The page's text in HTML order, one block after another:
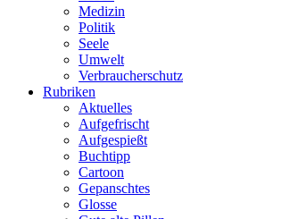
Medizin
Politik
Seele
Umwelt
Verbraucherschutz
Rubriken
Aktuelles
Aufgefrischt
Aufgespießt
Buchtipp
Cartoon
Gepanschtes
Glosse